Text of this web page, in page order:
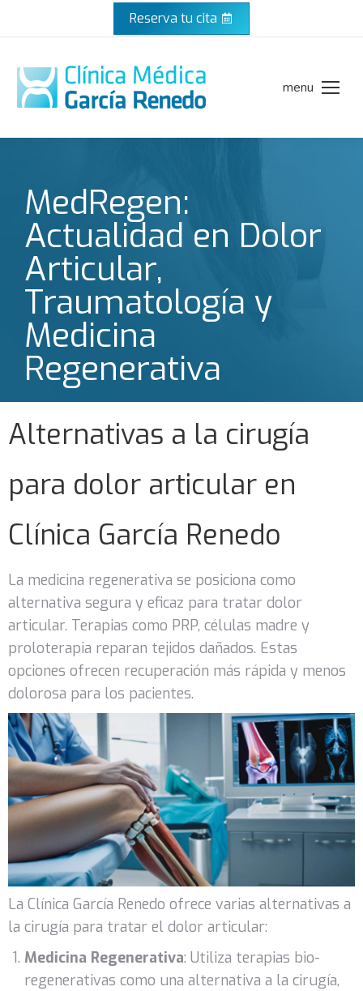
Reserva tu cita
menu
MedRegen:
Actualidad en Dolor
Articular,
Traumatología y
Medicina
Regenerativa
Alternativas a la cirugía
para dolor articular en
Clínica García Renedo
La medicina regenerativa se posiciona como
alternativa segura y eficaz para tratar dolor
articular. Terapias como PRP, células madre y
proloterapia reparan tejidos dañados. Estas
opciones ofrecen recuperación más rápida y menos
dolorosa para los pacientes.
La Clínica García Renedo ofrece varias alternativas a
la cirugía para tratar el dolor articular:
Medicina Regenerativa: Utiliza terapias bio-
regenerativas como una alternativa a la cirugía,